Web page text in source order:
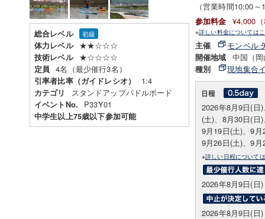
総合レベル 初級
体力レベル ★★☆☆☆
技術レベル ★☆☆☆☆
定員 4名（最少催行3名）
引率者比率（ガイドレシオ） 1:4
カテゴリ スタンドアップパドルボード
イベントNo. P33Y01
中学生以上75歳以下参加可能
（営業時間10:00～
参加料金 ¥4,000
※詳しい料金については
主催 モンベル
開催地域 中国（
種別 現地集合
2026年8月9日(日
(土)、8月30日(日
9月19日(土)、9
9月26日(土)、9月
※詳しい日程について
2026年8月9日(日
2026年8月9日(日